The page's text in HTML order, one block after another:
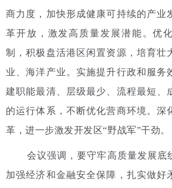
商力度，加快形成健康可持续的产业
革开放，激发高质量发展潜能。优
制，积极盘活港区闲置资源，培育壮
业、海洋产业。实施提升行政和服务
建职能最清、层级最少、流程最短、
的运行体系，不断优化营商环境。深
革，进一步激发开发区“野战军”干劲。
会议强调，要守牢高质量发展底
加强经济和金融安全保障，扎实做好